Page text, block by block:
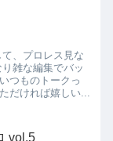
、プロレス見な
雑な編集でバッ
つものトークっ
だければ嬉しい...
vol.5